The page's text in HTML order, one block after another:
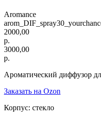
Aromance
2000,00
р.
3000,00
р.
Ароматический диффузор
Заказать на Ozon
Корпус: стекло